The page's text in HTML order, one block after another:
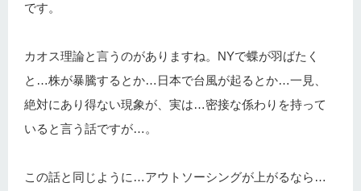
です。
カオス理論と言うのがありますね。NYで蝶が羽ばたく
と…株が暴騰するとか…日本で台風が起るとか…一見、
絶対にあり得ない現象が、実は…密接な係わりを持って
いると言う話ですが…。
この話と同じように…アウトソーシングが上がるなら…